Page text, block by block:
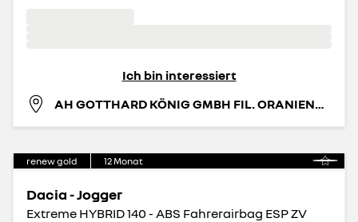
Ich bin interessiert
AH GOTTHARD KÖNIG GMBH FIL. ORANIENBURG
renew gold 12Monat
Dacia - Jogger
Extreme HYBRID 140 - ABS Fahrerairbag ESP ZV